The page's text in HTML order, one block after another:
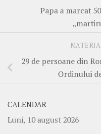
Papa a marcat
29 de persoane din
Ordinului
CALENDAR
Luni, 10 august 2026